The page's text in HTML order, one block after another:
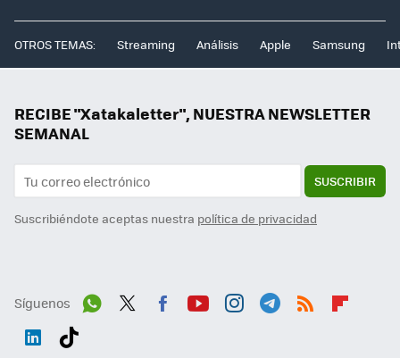
OTROS TEMAS: Streaming Análisis Apple Samsung
RECIBE "Xatakaletter", NUESTRA NEWSLETTER
SEMANAL
SUSCRIBIR
Suscribiéndote aceptas nuestra política de privacidad
Síguenos